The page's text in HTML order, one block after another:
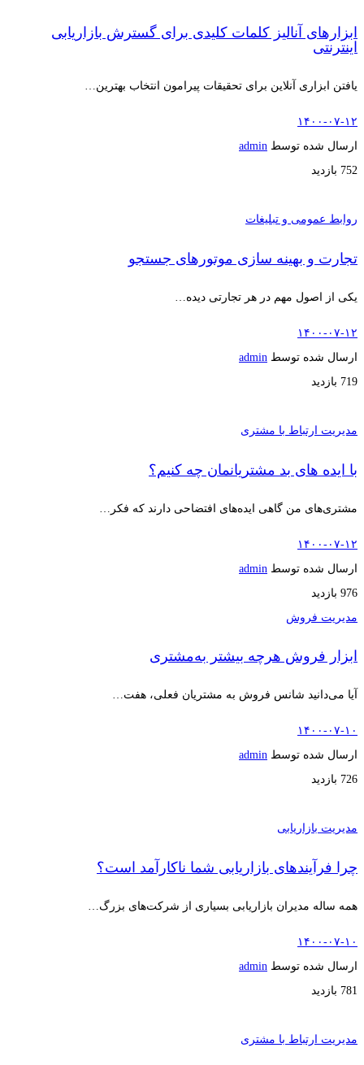
ابزارهای آنالیز کلمات کلیدی برای گسترش بازاریابی
اینترنتی
یافتن ابزاری آنلاین برای تحقیقات پیرامون انتخاب بهترین…
۱۴۰۰-۰۷-۱۲
ارسال شده توسط admin
752 بازدید
روابط عمومی و تبلیغات
تجارت و بهینه سازی موتورهای جستجو
یکی از اصول مهم در هر تجارتی دیده…
۱۴۰۰-۰۷-۱۲
ارسال شده توسط admin
719 بازدید
مدیریت ارتباط با مشتری
با ایده های بد مشتریانمان چه کنیم؟
مشتری‌های من گاهی ایده‌های افتضاحی دارند که فکر…
۱۴۰۰-۰۷-۱۲
ارسال شده توسط admin
976 بازدید
مدیریت فروش
ابزار فروش هرچه بیشتر به‌مشتری
آیا می‌دانید شانس فروش به مشتریان فعلی، هفت…
۱۴۰۰-۰۷-۱۰
ارسال شده توسط admin
726 بازدید
مدیریت بازاریابی
چرا فرآیندهای بازاریابی شما ناکارآمد است؟
همه ساله مدیران بازاریابی بسیاری از شرکت‌های بزرگ…
۱۴۰۰-۰۷-۱۰
ارسال شده توسط admin
781 بازدید
مدیریت ارتباط با مشتری